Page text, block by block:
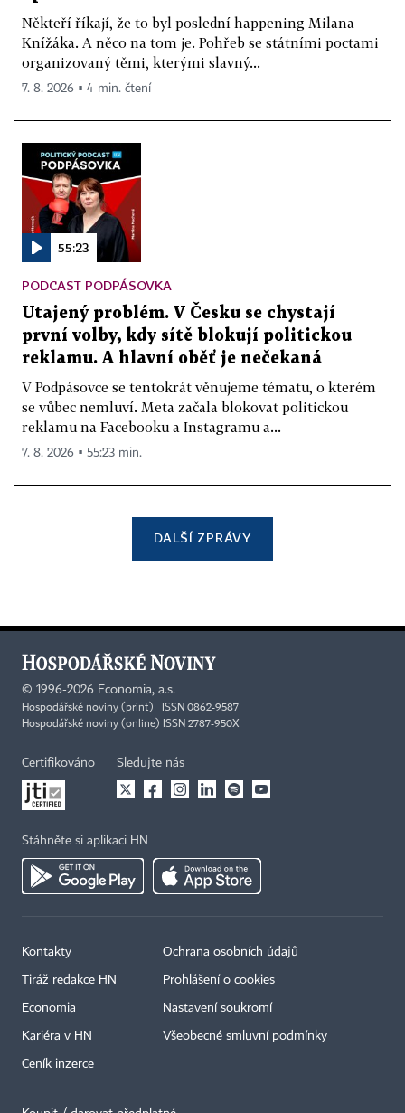
Někteří říkají, že to byl poslední happening Milana
Knížáka. A něco na tom je. Pohřeb se státními poctami
organizovaný těmi, kterými slavný...
7. 8. 2026 ▪ 4 min. čtení
55:23
PODCAST PODPÁSOVKA
Utajený problém. V Česku se chystají
první volby, kdy sítě blokují politickou
reklamu. A hlavní oběť je nečekaná
V Podpásovce se tentokrát věnujeme tématu, o kterém
se vůbec nemluví. Meta začala blokovat politickou
reklamu na Facebooku a Instagramu a...
7. 8. 2026 ▪ 55:23 min.
DALŠÍ ZPRÁVY
© 1996-2026 Economia, a.s.
Hospodářské noviny (print) ISSN 0862-9587
Hospodářské noviny (online) ISSN 2787-950X
Certifikováno Sledujte nás
Stáhněte si aplikaci HN
Kontakty
Tiráž redakce HN
Economia
Kariéra v HN
Ceník inzerce
Ochrana osobních údajů
Prohlášení o cookies
Nastavení soukromí
Všeobecné smluvní podmínky